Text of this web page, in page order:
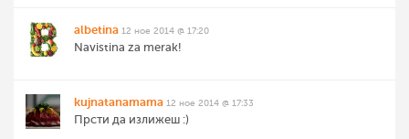
albetina 12 ное 2014 @ 17:20
Navistina za merak!
kujnatanamama 12 ное 2014 @ 17:33
Прсти да излижеш :)